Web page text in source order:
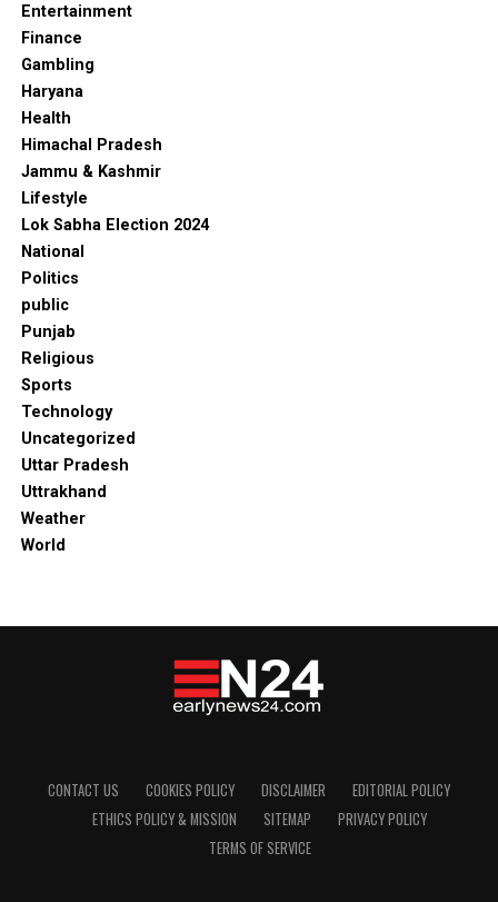
Entertainment
Finance
Gambling
Haryana
Health
Himachal Pradesh
Jammu & Kashmir
Lifestyle
Lok Sabha Election 2024
National
Politics
public
Punjab
Religious
Sports
Technology
Uncategorized
Uttar Pradesh
Uttrakhand
Weather
World
CONTACT US COOKIES POLICY DISCLAIMER
EDITORIAL POLICY
ETHICS POLICY & MISSION
SITEMAP
PRIVACY POLICY
TERMS OF SERVICE